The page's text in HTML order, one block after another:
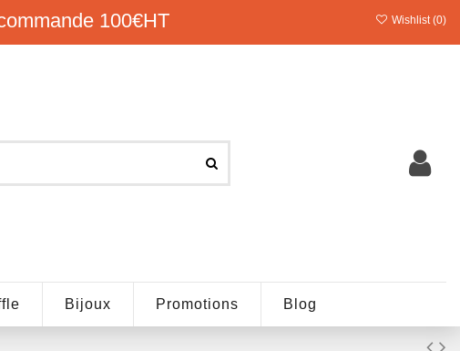
100€HT Wishlist (0)
Bijoux Promotions Blog